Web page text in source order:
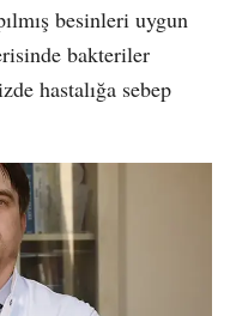
besinleri uygun
bakteriler
hastalığa sebep